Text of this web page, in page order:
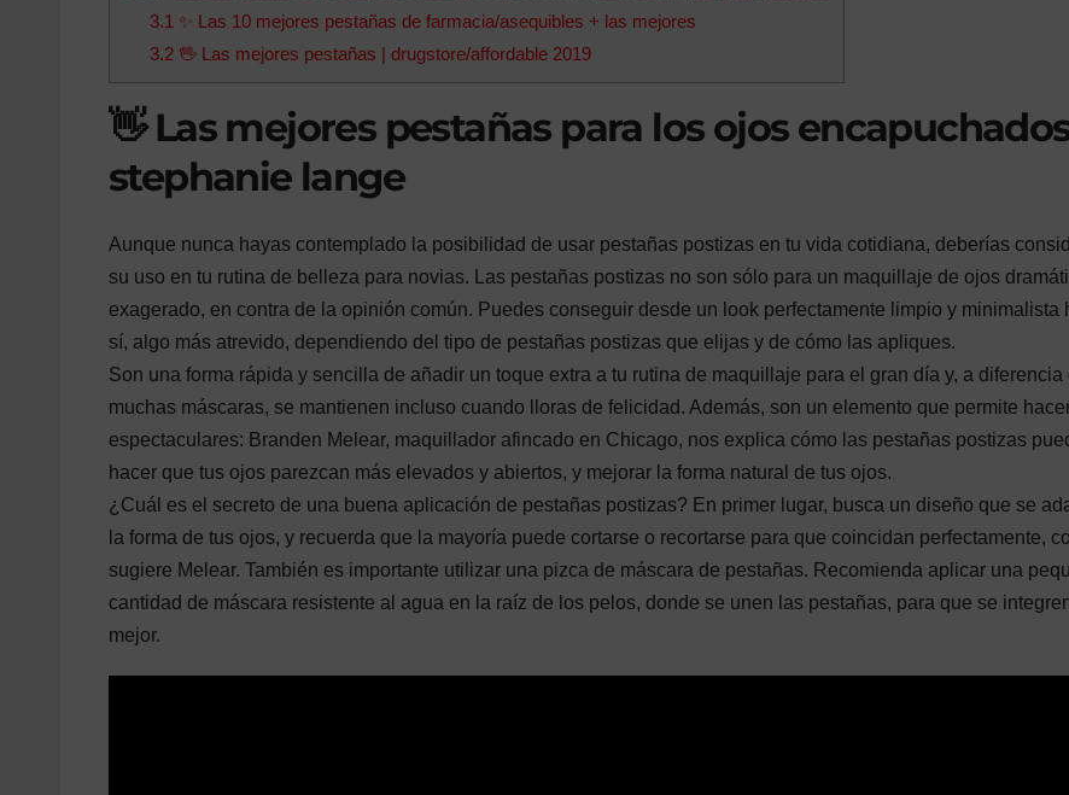
3.1 ✨ Las 10 mejores pestañas de farmacia/asequibles + las mejores
3.2🖖 Las mejores pestañas | drugstore/affordable 2019
👋 Las mejores pestañas para los ojos
stephanie lange
Aunque nunca hayas contemplado la posibilidad de usar pestañas postizas en tu vida cotidiana, deberías
su uso en tu rutina de belleza para novias. Las pestañas postizas no son sólo para un maquillaje de ojos
exagerado, en contra de la opinión común. Puedes conseguir desde un look perfectamente limpio y minimalista
sí, algo más atrevido, dependiendo del tipo de pestañas postizas que elijas y de cómo las apliques.
Son una forma rápida y sencilla de añadir un toque extra a tu rutina de maquillaje para el gran día y, a diferencia
muchas máscaras, se mantienen incluso cuando lloras de felicidad. Además, son un elemento que permite
espectaculares: Branden Melear, maquillador afincado en Chicago, nos explica cómo las pestañas postizas
hacer que tus ojos parezcan más elevados y abiertos, y mejorar la forma natural de tus ojos.
¿Cuál es el secreto de una buena aplicación de pestañas postizas? En primer lugar, busca un diseño que se
la forma de tus ojos, y recuerda que la mayoría puede cortarse o recortarse para que coincidan perfectamente,
sugiere Melear. También es importante utilizar una pizca de máscara de pestañas. Recomienda aplicar una
cantidad de máscara resistente al agua en la raíz de los pelos, donde se unen las pestañas, para que se
mejor.